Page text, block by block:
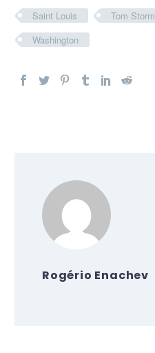
Saint Louis
Tom Storm
Washington
Rogério Enachev